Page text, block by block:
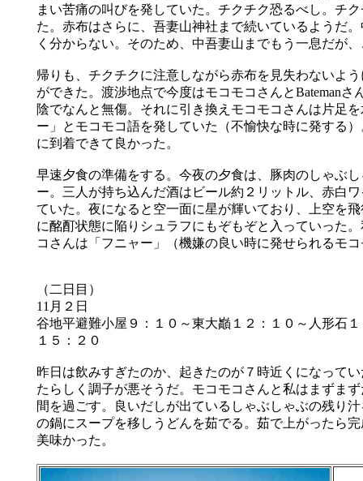
まい苦痛の叫びを発していた。チクチク恐るべし。チ
た。赤布はさらに、吾妻山神社まで続いているようだ
く分からない。そのため、中吾妻山までもう一息だが
帰りも、チクチクに注意しながら赤布を見失わないよ
ができた。渡渉地点で今度はモコモコさんとBateman
陰でなんと無傷。それに引き換えモコモコさんは片足
ー」とモコモコ語を発していた（不愉快な時に発する
に到着できて良かった。
早速夕食の準備をする。今夜の夕食は、豚肉のしゃぶ
ー。三人が持ち込んだ酒はビール約２リットル、赤白
ていた。夜になると空一面に星が輝いており、上空を
に酩酊状態に陥りシュラフにもぞもぞと入っていった
コさんは「フニャー」（機嫌の良い時に発せられるモ
（二日目）
11月２日
谷地平避難小屋９：１０～東大巓１２：１０～人形石
１５：２０
昨日は飲みすぎたのか、起きたのが７時近くになって
たらしく調子が悪そうだ。モコモコさんと私はまずま
間を過ごす。良いだしが出ているしゃぶしゃぶの残り
の鍋にスープを移しうどんを茹でる。茹で上がったら
美味かった。